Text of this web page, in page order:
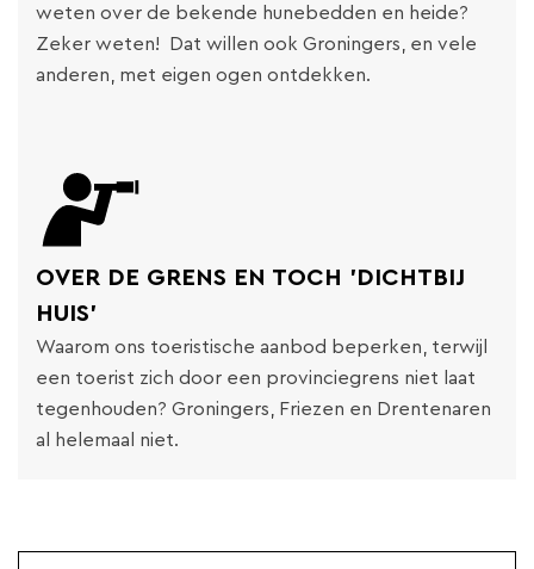
weten over de bekende hunebedden en heide?
Zeker weten! Dat willen ook Groningers, en vele
anderen, met eigen ogen ontdekken.
OVER DE GRENS EN TOCH 'DICHTBIJ
HUIS'
Waarom ons toeristische aanbod beperken, terwijl
een toerist zich door een provinciegrens niet laat
tegenhouden? Groningers, Friezen en Drentenaren
al helemaal niet.